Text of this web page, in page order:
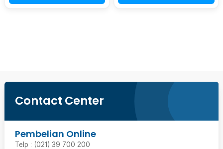
Contact Center
Pembelian Online
Telp : (021) 39 700 200